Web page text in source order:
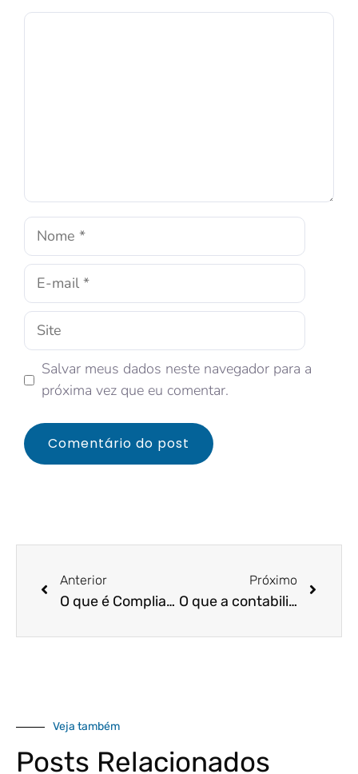
Salvar meus dados neste navegador para a
próxima vez que eu comentar.
Anterior
O que é Compliance Tributário e como isso afeta o seu negócio?
Próximo
O que a contabilidade pode fazer pela sua empresa?
Veja também
Posts Relacionados